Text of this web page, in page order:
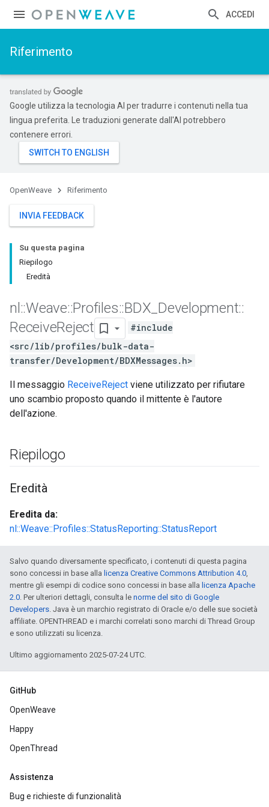
ACCEDI
Riferimento
Google utilizza la tecnologia AI per tradurre i contenuti nella tua
lingua preferita. Le traduzioni generate dall'AI potrebbero
contenere errori.
OpenWeave Riferimento
INVIA FEEDBACK
Su questa pagina
Riepilogo
Eredità
nl ::Weave::Profiles::BDX Development::
ReceiveReject
#include
<src/lib/profiles/bulk-data-
transfer/Development/BDXMessages.h>
Il messaggio ReceiveReject viene utilizzato per rifiutare
uno scambio proposto quando il mittente è l'autore
dell'azione.
Riepilogo
Eredità
Eredita da:
nl::Weave::Profiles::StatusReporting::StatusReport
Salvo quando diversamente specificato, i contenuti di questa pagina
sono concessi in base alla licenza Creative Commons Attribution 4.0,
mentre gli esempi di codice sono concessi in base alla licenza Apache
2.0. Per ulteriori dettagli, consulta le norme del sito di Google
Developers. Java è un marchio registrato di Oracle e/o delle sue società
affiliate. OPENTHREAD e i marchi correlati sono marchi di Thread Group
e sono utilizzati su licenza.
Ultimo aggiornamento 2025-07-24 UTC.
GitHub
OpenWeave
Happy
OpenThread
Assistenza
Bug e richieste di funzionalità